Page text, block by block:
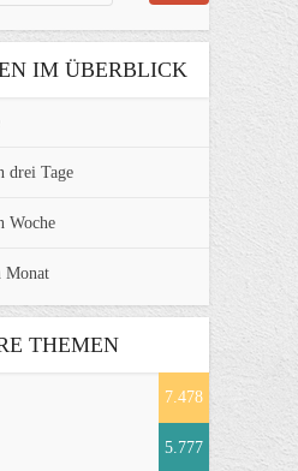
IM ÜBERBLICK
drei Tage
Woche
Monat
THEMEN
7.478
5.777